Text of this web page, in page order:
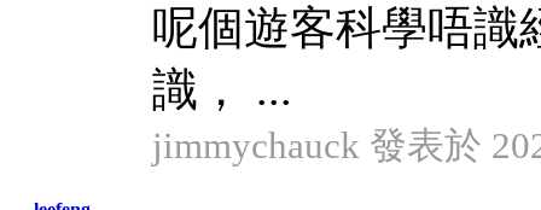
呢個遊客科學唔識
識， ...
jimmychauck 發表於